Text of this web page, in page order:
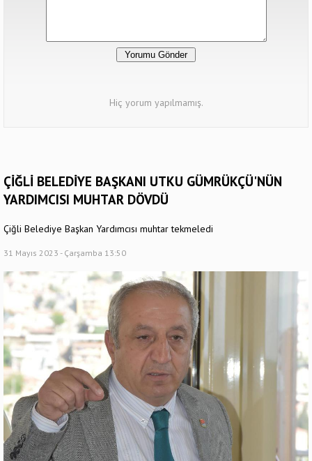
Hiç yorum yapılmamış.
ÇİĞLİ BELEDİYE BAŞKANI UTKU GÜMRÜKÇÜ'NÜN
YARDIMCISI MUHTAR DÖVDÜ
Çiğli Belediye Başkan Yardımcısı muhtar tekmeledi
31 Mayıs 2023 - Çarşamba 13:50